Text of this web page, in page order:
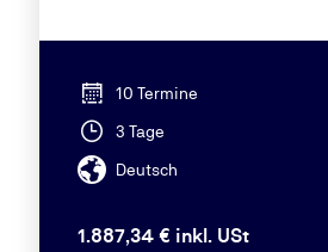
10 Termine
3 Tage
Deutsch
1.887,34 € inkl. USt